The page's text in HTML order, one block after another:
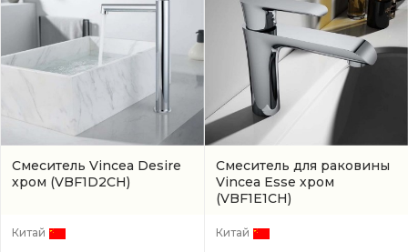
Смеситель Vincea Desire
хром (VBF1D2CH)
Китай
Смеситель для раковины
Vincea Esse хром
(VBF1E1CH)
Китай